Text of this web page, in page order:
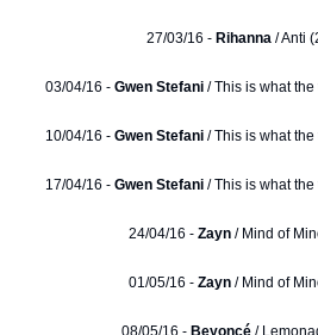
27/03/16 - Rihanna / Anti
03/04/16 - Gwen Stefani / This is what
10/04/16 - Gwen Stefani / This is what
17/04/16 - Gwen Stefani / This is what
24/04/16 - Zayn / Mind of
01/05/16 - Zayn / Mind of